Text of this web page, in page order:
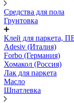
Средства для пола
Грунтовка
Клей для паркета,
Adesiv (Италия)
Forbo (Германия)
Хомакол (Россия)
Лак для паркета
Масло
Шпатлевка